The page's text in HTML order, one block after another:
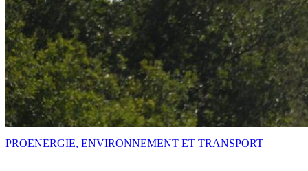
PROENERGIE, ENVIRONNEMENT ET TRANSPORT